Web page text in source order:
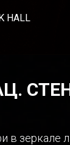
HALL
в зеркале